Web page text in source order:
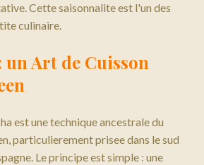
Cette saisonnalite est l'un des
culinaire.
un Art de Cuisson
est une technique ancestrale du
particulierement prisee dans le sud
Le principe est simple : une